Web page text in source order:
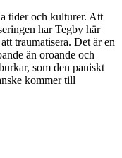
tider och kulturer. Att
har Tegby här
traumatisera. Det är en
än oroande och
som den paniskt
kommer till